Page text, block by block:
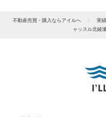
不動産売買・購入ならアイルへ > 実
ャッスル北綾